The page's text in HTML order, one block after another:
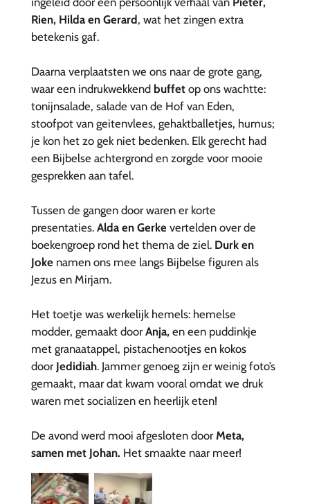
Rien, Hilda en Gerard, wat het zingen extra
betekenis gaf.
Daarna verplaatsten we ons naar de grote gang,
waar een indrukwekkend buffet op ons wachtte:
tonijnsalade, salade van de Hof van Eden,
stoofpot van geitenvlees, gehaktballetjes, humus;
je kon het zo gek niet bedenken. Elk gerecht had
een Bijbelse achtergrond en zorgde voor mooie
gesprekken aan tafel.
Tussen de gangen door waren er korte
presentaties. Alda en Gerke vertelden over de
boekengroep rond het thema de ziel. Durk en
Joke namen ons mee langs Bijbelse figuren als
Jezus en Mirjam.
Het toetje was werkelijk hemels: hemelse
modder, gemaakt door Anja, en een puddinkje
met granaatappel, pistachenootjes en kokos
door Jedidiah. Jammer genoeg zijn er weinig foto’s
gemaakt, maar dat kwam vooral omdat we druk
waren met socializen en heerlijk eten!
De avond werd mooi afgesloten door Meta,
samen met Johan. Het smaakte naar meer!